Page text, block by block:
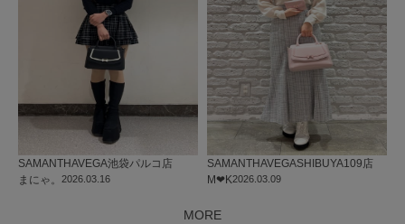
2026.03.16
SAMANTHAVEGA池袋パルコ店
まにゃ。
2026.03.09
SAMANTHAVEGASHIBUYA109店
M‪‪❤︎‬K
MORE